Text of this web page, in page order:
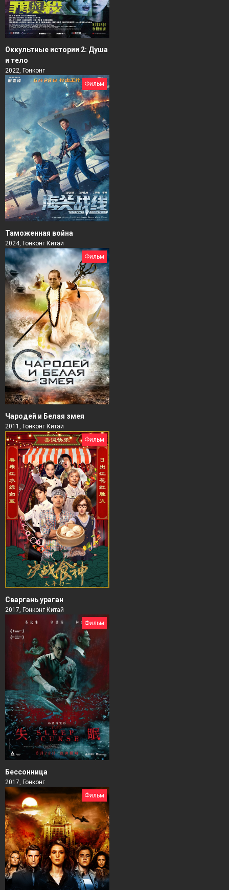
Оккультные истории 2: Душа
и тело
2022, Гонконг
Фильм
Таможенная война
2024, Гонконг Китай
Фильм
Чародей и Белая змея
2011, Гонконг Китай
Фильм
Сваргань ураган
2017, Гонконг Китай
Фильм
Бессонница
2017, Гонконг
Фильм